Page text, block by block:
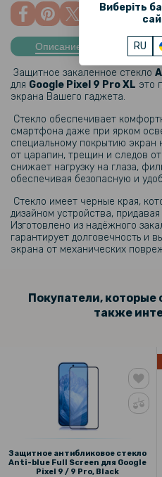
Виберіть
RU
449
Чехол накладка Clear Case
999
Чехол накладка Metal Glass для
металлическим кольцом и
749
Противоударный чехол накладка
XL
Металлический бампер
Чехол - накладка Omeve
Гидрогелевая пленка iNobi Matte
заднюю панель, Матовая
Описание
Защитное закаленное стекло
для Google Pixel 9 Pro XL это
экрана Вашего гаджета.
Стекло обеспечивает
смартфона даже при ярком
специальному покрытию
от царапин, трещин и следов
снижает нагрузку на глаза,
обеспечивая безопасную и
Стекло имеет черные края,
дизайном устройства,
Изготовлено из надёжного
гарантирует долговечность и
экрана от механических
Покупатели, которые
также
Защитное антибликовое стекло
Anti-blue Full Screen для Google
Pixel 9 / 9 Pro, Black